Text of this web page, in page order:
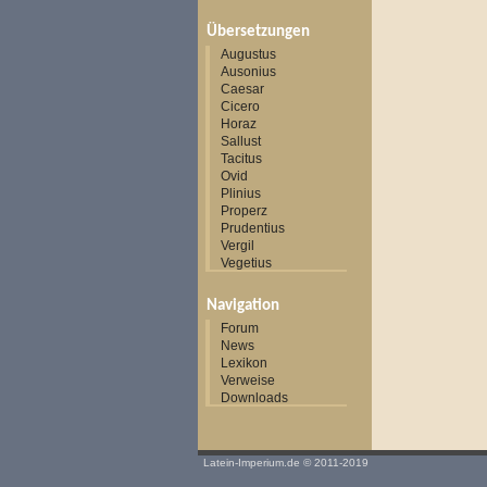
Übersetzungen
Augustus
Ausonius
Caesar
Cicero
Horaz
Sallust
Tacitus
Ovid
Plinius
Properz
Prudentius
Vergil
Vegetius
Navigation
Forum
News
Lexikon
Verweise
Downloads
Latein-Imperium.de © 2011-2019